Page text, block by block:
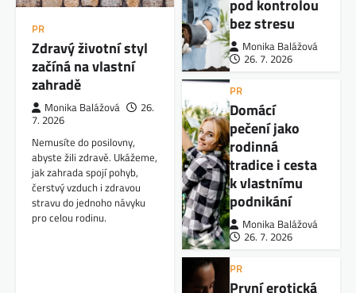
PR
Zdravý životní styl
začíná na vlastní
zahradě
Monika Balážová
26.
7. 2026
Nemusíte do posilovny,
abyste žili zdravě. Ukážeme,
jak zahrada spojí pohyb,
čerstvý vzduch i zdravou
stravu do jednoho návyku
pro celou rodinu.
pod kontrolou
bez stresu
Monika Balážová
26. 7. 2026
PR
Domácí
pečení jako
rodinná
tradice i cesta
k vlastnímu
podnikání
Monika Balážová
26. 7. 2026
PR
První erotická